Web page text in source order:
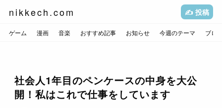
nikkech.com ✍️ 投稿
ゲーム 漫画 音楽 おすすめ記事 お知らせ 今週のテーマ ブロ
社会人1年目のペンケースの中身を大公
開！私はこれで仕事をしています